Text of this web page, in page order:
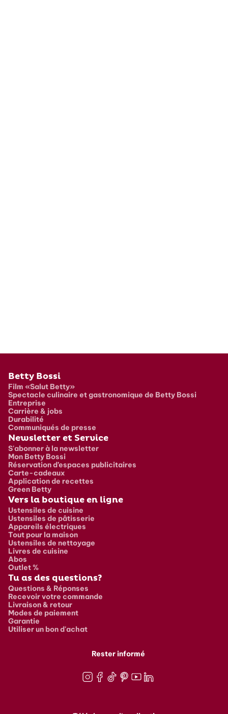
Pied de page
Betty Bossi
Film «Salut Betty»
Spectacle culinaire et gastronomique de Betty Bossi
Entreprise
Carrière & jobs
Durabilité
Communiqués de presse
Newsletter et Service
S'abonner à la newsletter
Mon Betty Bossi
Réservation d’espaces publicitaires
Carte-cadeaux
Application de recettes
Green Betty
Vers la boutique en ligne
Ustensiles de cuisine
Ustensiles de pâtisserie
Appareils électriques
Tout pour la maison
Ustensiles de nettoyage
Livres de cuisine
Abos
Outlet %
Tu as des questions?
Questions & Réponses
Recevoir votre commande
Livraison & retour
Modes de paiement
Garantie
Utiliser un bon d'achat
Rester informé